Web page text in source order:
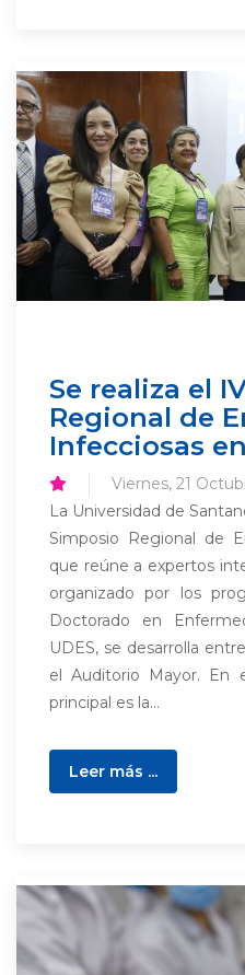
Se realiza el
Regional de
Infecciosas
Viernes, 21
La Universidad de
Simposio Regional de
que reúne a expertos
organizado por los
Doctorado en
UDES, se desarrolla
el Auditorio Mayor. En
principal es la...
Leer más ...